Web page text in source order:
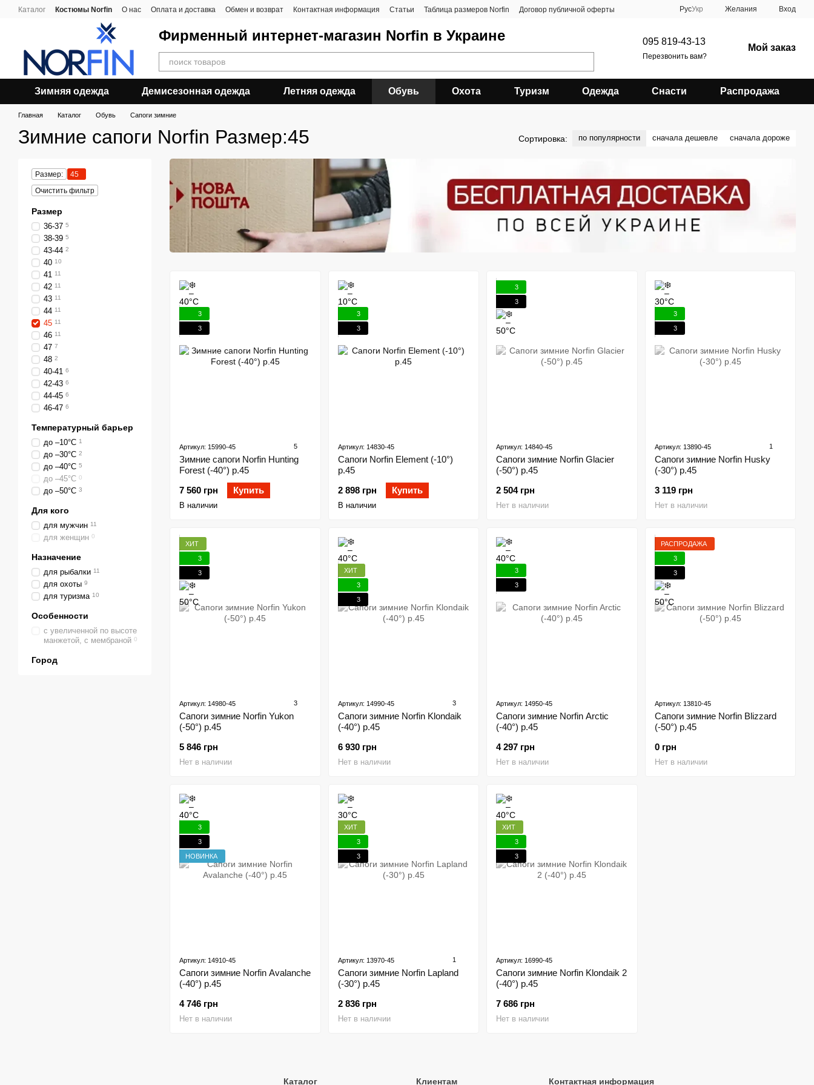
Перейти к основному контенту
Каталог Костюмы Norfin О нас Оплата и доставка Обмен и возврат Контактная информация Статьи Таблица размеров Norfin Договор публичной оферты РусУкр Желания Вход
Фирменный интернет-магазин Norfin в Украине 095 819-43-13
Перезвонить вам?
Мой заказ
Зимняя одежда Демисезонная одежда Летняя одежда Обувь Охота Туризм Одежда Снасти Распродажа
Главная Каталог Обувь Cапоги зимние
Зимние сапоги Norfin Размер:45 Сортировка: по популярности сначала дешевле сначала дороже
3
3
Артикул: 15990-45 5
Зимние сапоги Norfin Hunting
Forest (-40°) р.45
7 560 грн
Купить
В наличии
3
3
Артикул: 14830-45
Сапоги Norfin Element (-10°)
р.45
2 898 грн
Купить
В наличии
3
3
Артикул: 14840-45
Сапоги зимние Norfin Glacier
(-50°) p.45
2 504 грн
Нет в наличии
3
3
Артикул: 13890-45 1
Сапоги зимние Norfin Husky
(-30°) р.45
3 119 грн
Нет в наличии
ХИТ
3
3
Артикул: 14980-45 3
Сапоги зимние Norfin Yukon
(-50°) р.45
5 846 грн
Нет в наличии
ХИТ
3
3
Артикул: 14990-45 3
Сапоги зимние Norfin Klondaik
(-40°) р.45
6 930 грн
Нет в наличии
3
3
Артикул: 14950-45
Сапоги зимние Norfin Arctic
(-40°) р.45
4 297 грн
Нет в наличии
РАСПРОДАЖА
3
3
Артикул: 13810-45
Сапоги зимние Norfin Blizzard
(-50°) p.45
0 грн
Нет в наличии
3
3
НОВИНКА
Артикул: 14910-45
Сапоги зимние Norfin Avalanche
(-40°) р.45
4 746 грн
Нет в наличии
ХИТ
3
3
Артикул: 13970-45 1
Сапоги зимние Norfin Lapland
(-30°) р.45
2 836 грн
Нет в наличии
ХИТ
3
3
Артикул: 16990-45
Сапоги зимние Norfin Klondaik 2
(-40°) р.45
7 686 грн
Нет в наличии
Размер:
45
Очистить фильтр
Размер
36-37 5
38-39 5
43-44 2
40 10
41 11
42 11
43 11
44 11
45 11
46 11
47 7
48 2
40-41 6
42-43 6
44-45 6
46-47 6
Температурный барьер
до –10°C 1
до –30°C 2
до –40°C 5
до –45°С 0
до –50°C 3
Для кого
для мужчин 11
для женщин 0
Назначение
для рыбалки 11
для охоты 9
для туризма 10
Особенности
с увеличенной по высоте
манжетой, с мембраной 0
Город
Каталог Клиентам Контактная информация